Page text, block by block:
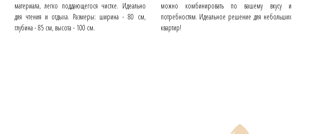
материала, легко поддающегося чистке. Идеально
для чтения и отдыха. Размеры: ширина - 80 см,
глубина - 85 см, высота - 100 см.
можно комбинировать по вашему вкусу и
потребностям. Идеальное решение для небольших
квартир!